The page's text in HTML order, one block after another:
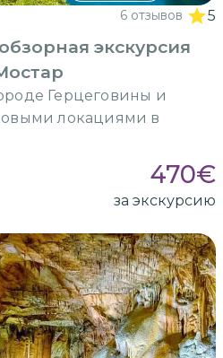
6 отзывов 5
экскурсия
Герцеговины и
локациями в
470€
за экскурсию